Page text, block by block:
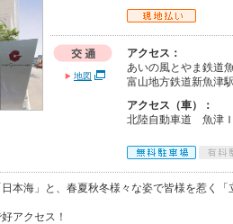
地図
アクセス：
あいの風とやま鉄道
富山地方鉄道新魚津
アクセス（車）：
北陸自動車道 魚津Ｉ
本海」と、春夏秋冬様々な姿で皆様を惹く「
アクセス！